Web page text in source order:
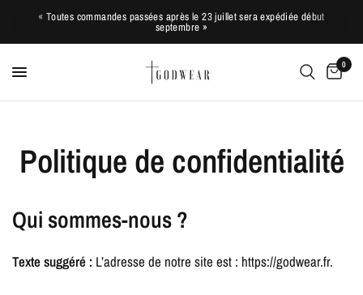
« Toutes commandes passées après le 23 juillet sera expédiée début
septembre »
0
Politique de confidentialité
Qui sommes-nous ?
Texte suggéré : L’adresse de notre site est : https://godwear.fr.